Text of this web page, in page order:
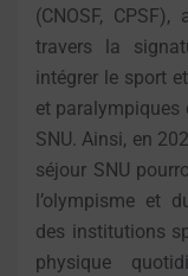
(CNOSF,
travers la
intégrer le sport
et paralympiques
SNU. Ainsi, en
séjour SNU
l’olympisme et
des institutions
physique